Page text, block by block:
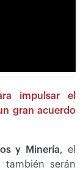
impulsar el
gran acuerdo
y Minería, el
también serán